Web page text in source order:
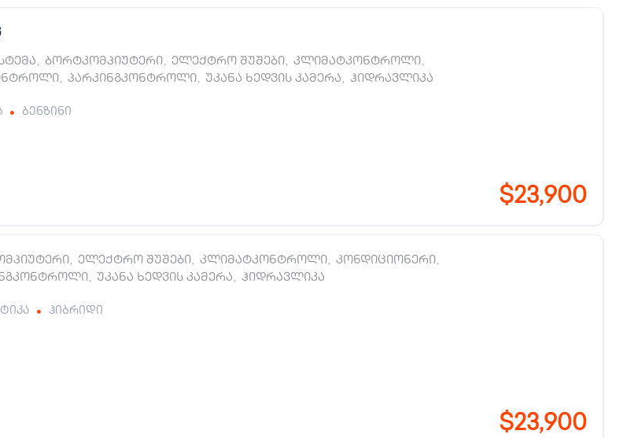
, ბორტკომპიუტერი, ელექტრო შუშები, კლიმატკონტროლი,
, პარკინგკონტროლი, უკანა ხედვის კამერა, ჰიდრავლიკა
ბენზინი
$23,900
, ელექტრო შუშები, კლიმატკონტროლი, კონდიციონერი,
, უკანა ხედვის კამერა, ჰიდრავლიკა
ჰიბრიდი
$23,900